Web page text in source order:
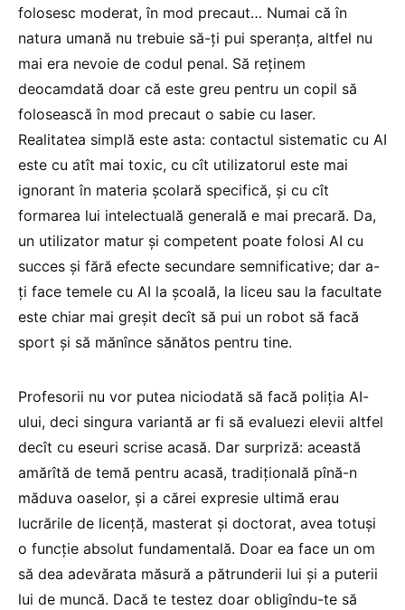
folosesc moderat, în mod precaut… Numai că în
natura umană nu trebuie să-ți pui speranța, altfel nu
mai era nevoie de codul penal. Să reținem
deocamdată doar că este greu pentru un copil să
folosească în mod precaut o sabie cu laser.
Realitatea simplă este asta: contactul sistematic cu AI
este cu atît mai toxic, cu cît utilizatorul este mai
ignorant în materia școlară specifică, și cu cît
formarea lui intelectuală generală e mai precară. Da,
un utilizator matur și competent poate folosi AI cu
succes și fără efecte secundare semnificative; dar a-
ți face temele cu AI la școală, la liceu sau la facultate
este chiar mai greșit decît să pui un robot să facă
sport și să mănînce sănătos pentru tine.
Profesorii nu vor putea niciodată să facă poliția AI-
ului, deci singura variantă ar fi să evaluezi elevii altfel
decît cu eseuri scrise acasă. Dar surpriză: această
amărîtă de temă pentru acasă, tradițională pînă-n
măduva oaselor, și a cărei expresie ultimă erau
lucrările de licență, masterat și doctorat, avea totuși
o funcție absolut fundamentală. Doar ea face un om
să dea adevărata măsură a pătrunderii lui și a puterii
lui de muncă. Dacă te testez doar obligîndu-te să